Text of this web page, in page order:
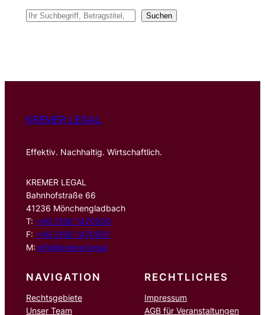
S
n
Suchen
KREMER LEGAL
Effektiv. Nachhaltig. Wirtschaftlich.
KREMER LEGAL
Bahnhofstraße 66
41236 Mönchengladbach
T: +49 2166 1470500
F: +49 2166 1470501
M: info@kremer.legal
NAVIGATION
Rechtsgebiete
Unser Team
RECHTLICHES
Impressum
AGB für Veranstaltungen